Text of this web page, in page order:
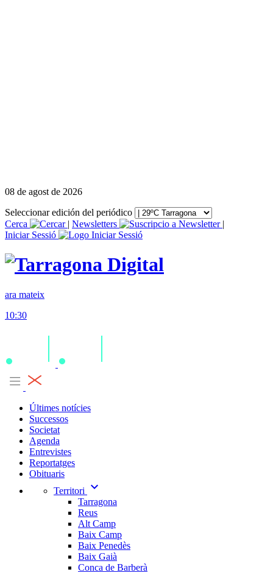
08 de agost de 2026
Seleccionar edición del periódico
Cerca
| Newsletters
|
Iniciar Sessió
ara mateix
10:30
Últimes notícies
Successos
Societat
Agenda
Entrevistes
Reportatges
Obituaris
Territori
expand_more
Tarragona
Reus
Alt Camp
Baix Camp
Baix Penedès
Baix Gaià
Conca de Barberà